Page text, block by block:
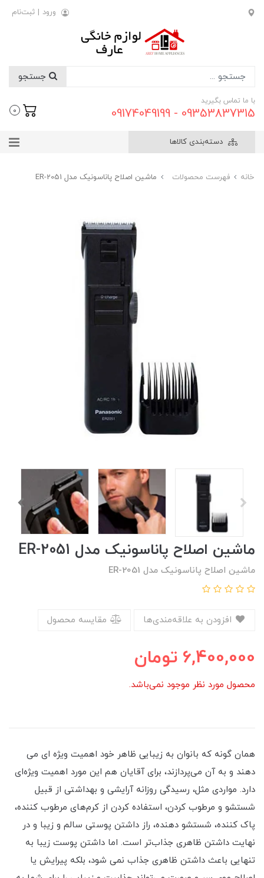
ورود | ثبت‌نام
با ما تماس بگیرید
09353837315 - 09174049199
0
دسته‌بندی کالاها
خانه فهرست محصولات ماشین اصلاح پاناسونیک مدل ER-2051
ماشین اصلاح پاناسونیک مدل ER-2051
ماشین اصلاح پاناسونیک مدل ER-2051
مقایسه محصول
6,400,000 تومان
محصول مورد نظر موجود نمی‌باشد.
همان گونه که بانوان به زیبایی ظاهر خود اهمیت ویژه ای می
دهند و به آن می‌پردازند، برای آقایان هم این مورد اهمیت ویژه‌ای
دارد. مواردی مثل، رسیدگی روزانه آرایشی و بهداشتی از قبیل
شستشو و مرطوب کردن، استفاده کردن از کرم‌های مرطوب کننده،
پاک کننده، شستشو دهنده، راز داشتن پوستی سالم و زیبا و در
نهایت داشتن ظاهری جذاب‌تر است. اما داشتن پوست زیبا به
تنهایی باعث داشتن ظاهری جذاب نمی شود، بلکه پیرایش یا